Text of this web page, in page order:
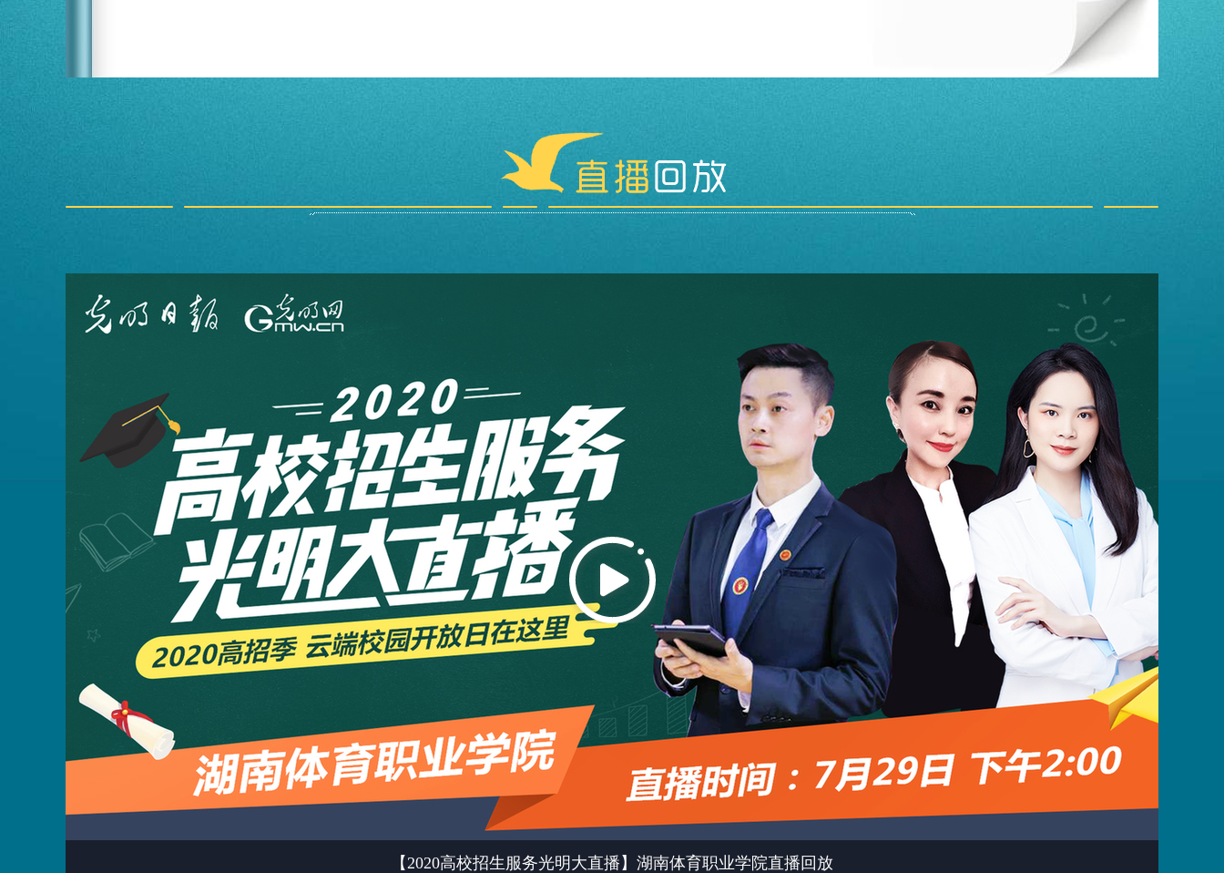
【2020高校招生服务光明大直播】湖南体育职业学院直播回放